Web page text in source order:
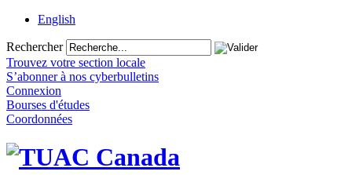
English
Rechercher
Trouvez votre section locale
S’abonner à nos cyberbulletins
Connexion
Bourses d'études
Coordonnées